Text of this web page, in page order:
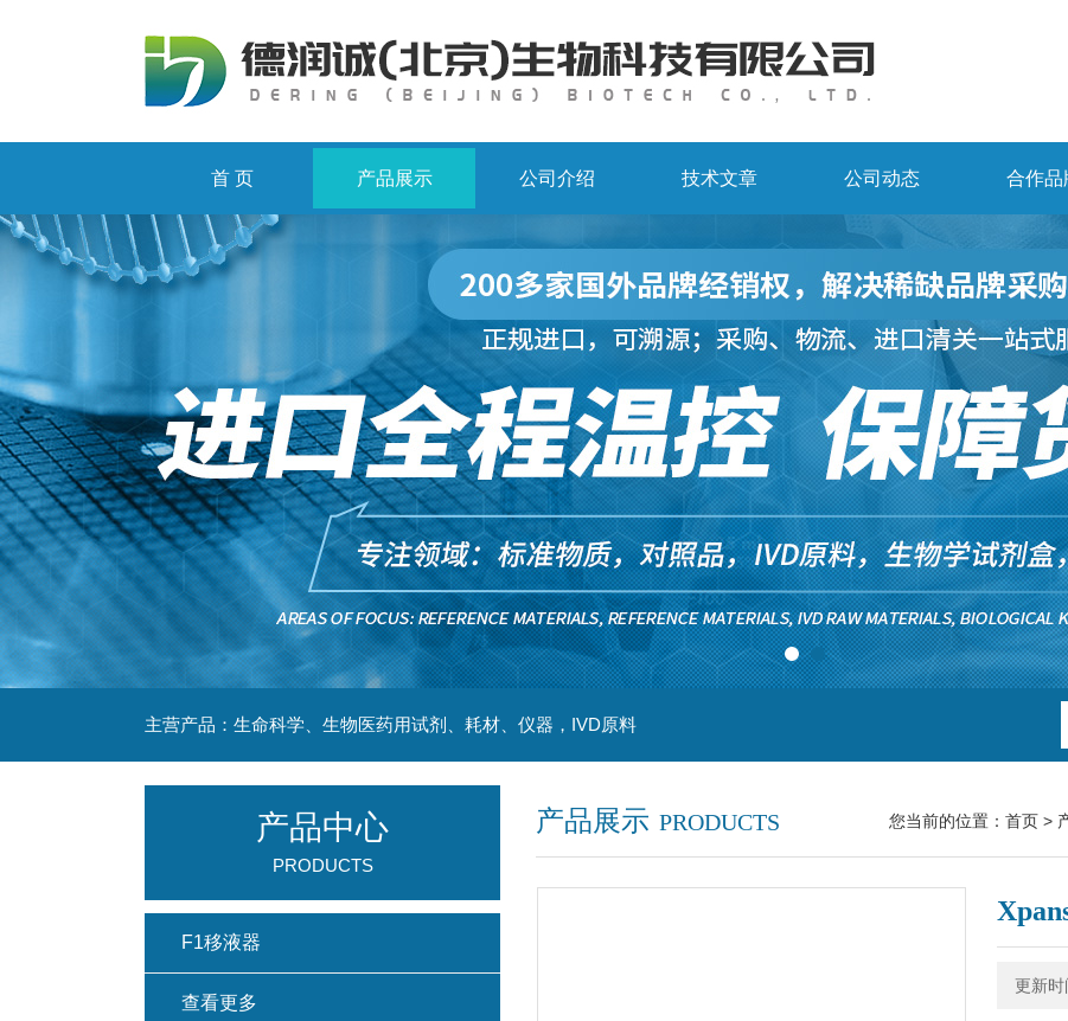
首 页 产品展示 公司介绍 技术文章 公司动态 合作品
主营产品：生命科学、生物医药用试剂、耗材、仪器，IVD原料
产品展示 PRODUCTS 您当前的位置： 首页 >
更新
产品中心
PRODUCTS
F1移液器
查看更多